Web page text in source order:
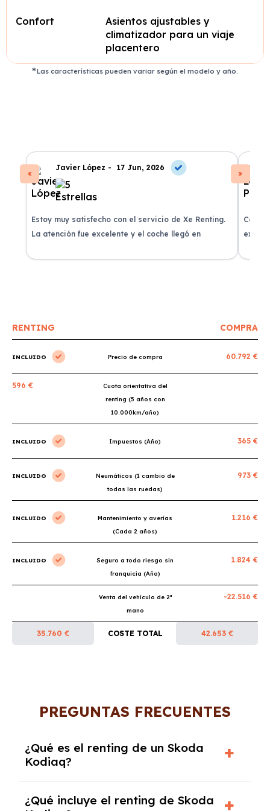
Confort
Asientos ajustables y
climatizador para un viaje
placentero
Las características pueden variar según el modelo y año.
Javier López - 17 Jun, 2026
Estoy muy satisfecho con el servicio de Xe Renting.
La atención fue excelente y el coche llegó en
RENTING COMPRA
INCLUIDO Precio de compra 60.792 €
596 €
Cuota orientativa del
renting (5 años con
10.000km/año)
INCLUIDO Impuestos (Año) 365 €
INCLUIDO
Neumáticos (1 cambio de
todas las ruedas)
973 €
INCLUIDO
Mantenimiento y averías
(Cada 2 años)
1.216 €
INCLUIDO
Seguro a todo riesgo sin
franquicia (Año)
1.824 €
Venta del vehículo de 2ª
mano
-22.516 €
35.760 € COSTE TOTAL 42.653 €
PREGUNTAS FRECUENTES
¿Qué es el renting de un Skoda
Kodiaq?
de alquiler a largo plazo en el que pagas una
¿Qué incluye el renting de Skoda